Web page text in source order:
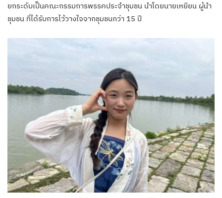
ยกระดับเป็นคณะกรรมการพรรคประจำชุมชน นำโดยนายเหยียน ผู้นำ
ชุมชน ที่ได้รับการไว้วางใจจากชุมชนกว่า 15 ปี